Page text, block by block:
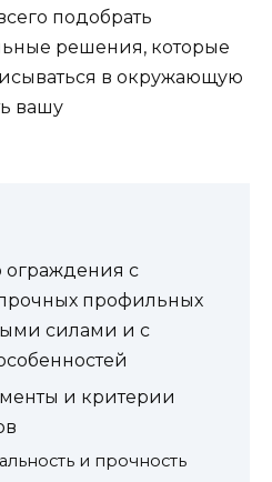
подобрать
решения, которые
в окружающую
вашу
ограждения с
профильных
силами и с
и критерии
и прочность